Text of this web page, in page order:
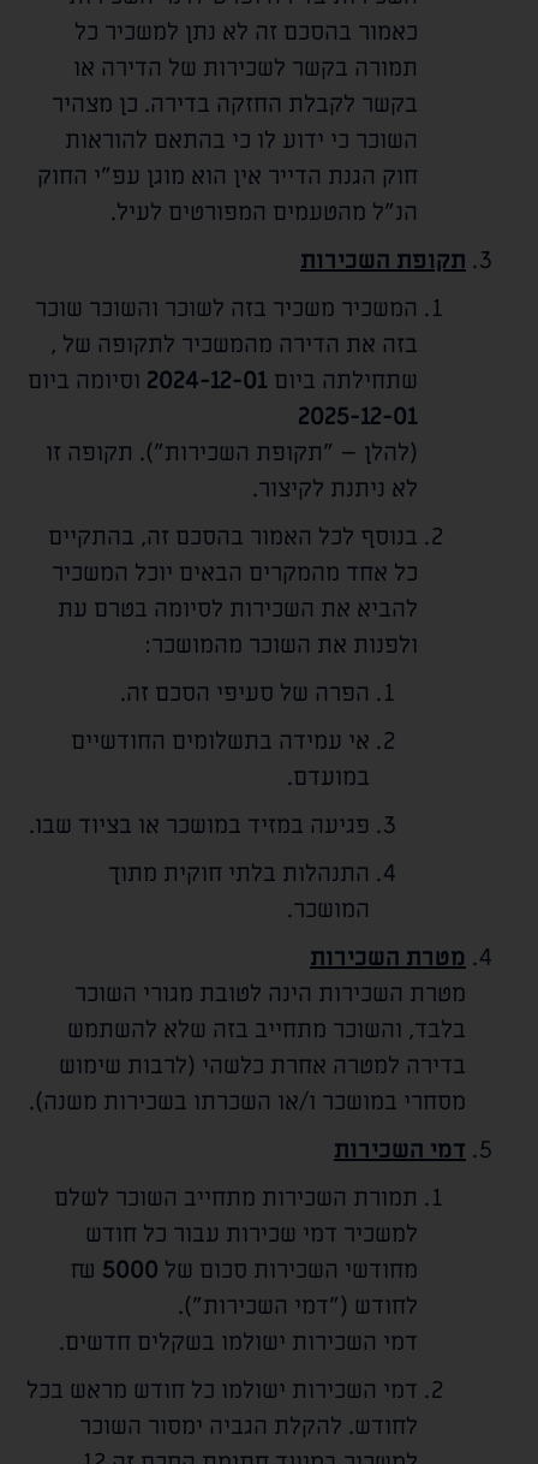
כאמור בהסכם זה לא נתן למשכיר כל
תמורה בקשר לשכירות של הדירה או
בקשר לקבלת החזקה בדירה. כן מצהיר
השוכר כי ידוע לו כי בהתאם להוראות
חוק הגנת הדייר אין הוא מוגן עפ"י החוק
הנ"ל מהטעמים המפורטים לעיל.
תקופת השכירות
המשכיר משכיר בזה לשוכר והשוכר שוכר
בזה את הדירה מהמשכיר לתקופה של ,
שתחילתה ביום 2024-12-01 וסיומה ביום
2025-12-01
(להלן – "תקופת השכירות"). תקופה זו
לא ניתנת לקיצור.
בנוסף לכל האמור בהסכם זה, בהתקיים
כל אחד מהמקרים הבאים יוכל המשכיר
להביא את השכירות לסיומה בטרם עת
ולפנות את השוכר מהמושכר:
הפרה של סעיפי הסכם זה.
אי עמידה בתשלומים החודשיים
במועדם.
פגיעה במזיד במושכר או בציוד שבו.
התנהלות בלתי חוקית מתוך
המושכר.
מטרת השכירות
מטרת השכירות הינה לטובת מגורי השוכר
בלבד, והשוכר מתחייב בזה שלא להשתמש
בדירה למטרה אחרת כלשהי (לרבות שימוש
מסחרי במושכר ו/או השכרתו בשכירות משנה).
דמי השכירות
תמורת השכירות מתחייב השוכר לשלם
למשכיר דמי שכירות עבור כל חודש
מחודשי השכירות סכום של 5000
₪
לחודש ("דמי השכירות").
דמי השכירות ישולמו בשקלים חדשים.
דמי השכירות ישולמו כל חודש מראש בכל
לחודש. להקלת הגביה ימסור השוכר